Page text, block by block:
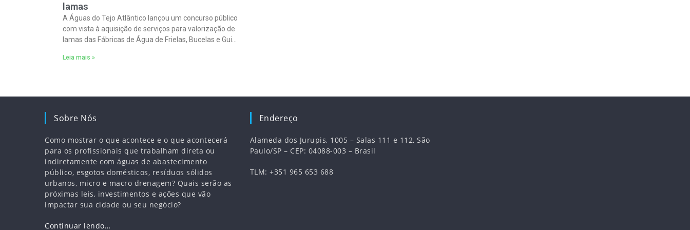
lamas
A Águas do Tejo Atlântico lançou um concurso público
com vista à aquisição de serviços para valorização de
lamas das Fábricas de Água de Frielas, Bucelas e Guia,
Leia mais »
Sobre Nós
Como mostrar o que acontece e o que acontecerá
para os profissionais que trabalham direta ou
indiretamente com águas de abastecimento
público, esgotos domésticos, resíduos sólidos
urbanos, micro e macro drenagem? Quais serão as
próximas leis, investimentos e ações que vão
impactar sua cidade ou seu negócio?
Continuar lendo…
Endereço
Alameda dos Jurupis, 1005 – Salas 111 e 112, São
Paulo/SP – CEP: 04088-003 – Brasil
TLM: +351 965 653 688